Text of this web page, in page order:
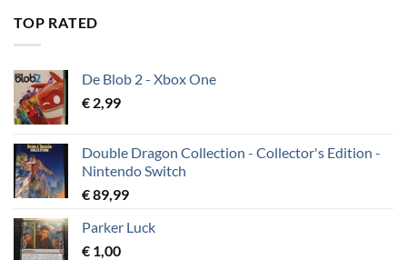
TOP RATED
De Blob 2 - Xbox One
€ 2,99
Double Dragon Collection - Collector's Edition -
Nintendo Switch
€89,99
Parker Luck
€ 1,00